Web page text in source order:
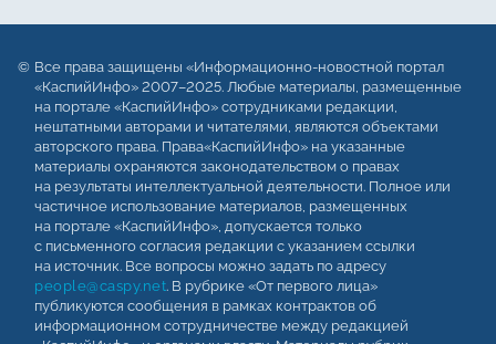
Все права защищены «Информационно-новостной портал
«КаспийИнфо» 2007–2025. Любые материалы, размещенные
на портале «КаспийИнфо» сотрудниками редакции,
нештатными авторами и читателями, являются объектами
авторского права. Права«КаспийИнфо» на указанные
материалы охраняются законодательством о правах
на результаты интеллектуальной деятельности. Полное или
частичное использование материалов, размещенных
на портале «КаспийИнфо», допускается только
с письменного согласия редакции с указанием ссылки
на источник. Все вопросы можно задать по адресу
people@caspy.net. В рубрике «От первого лица»
публикуются сообщения в рамках контрактов об
информационном сотрудничестве между редакцией